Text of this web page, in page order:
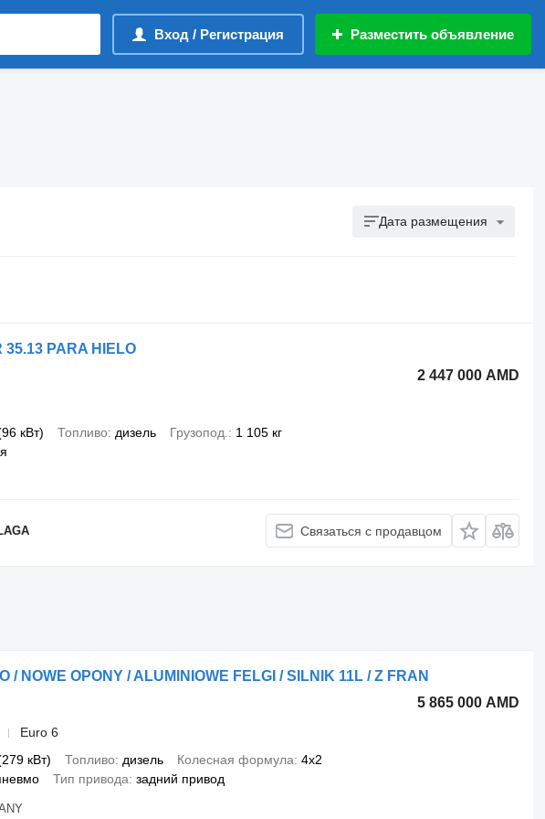
Вход / Регистрация Разместить объявление
Дата размещения
PARA HIELO
2 447 000 AMD
кВт) Топливо дизель Грузопод.
1 105 кг
Связаться с продавцом
/ NOWE OPONY / ALUMINIOWE FELGI / SILNIK 11L / Z FRAN
5 865 000 AMD
Euro 6
кВт) Топливо дизель Колесная формула 4x2
Тип привода задний привод